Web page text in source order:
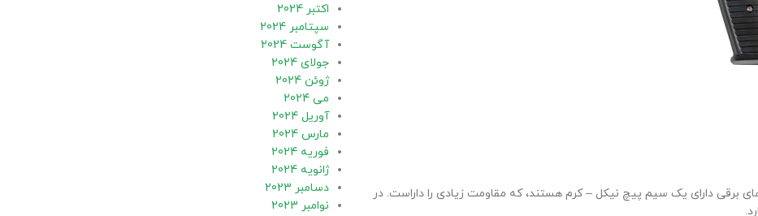
وات دارند. این مدل از هویه های برقی دارای یک سیم پیچ نیکل – کرم هستند، که مقاومت زیادی را داراست. در
اکتبر 2024
سپتامبر 2024
آگوست 2024
جولای 2024
ژوئن 2024
می 2024
آوریل 2024
مارس 2024
فوریه 2024
ژانویه 2024
دسامبر 2023
نوامبر 2023